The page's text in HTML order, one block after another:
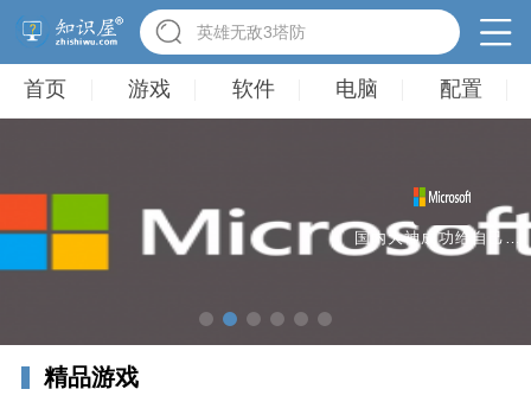
英雄无敌3塔防
首页 游戏 软件 电脑 配置
国内大神成功给自己手机装上了 Win11操作系统，附方法！
精品游戏